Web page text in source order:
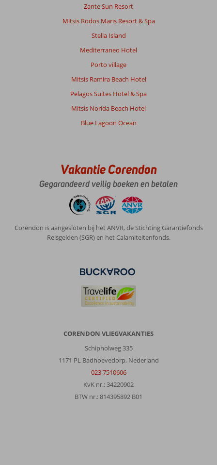
Zante Sun Resort
Mitsis Rodos Maris Resort & Spa
Stella Island
Mediterraneo Hotel
Porto village
Mitsis Ramira Beach Hotel
Pelagos Suites Hotel & Spa
Mitsis Norida Beach Hotel
Blue Lagoon Ocean
Vakantie Corendon
Gegarandeerd veilig boeken en betalen
Corendon is aangesloten bij het ANVR, de Stichting Garantiefonds
Reisgelden (SGR) en het Calamiteitenfonds.
CORENDON VLIEGVAKANTIES
Schipholweg 335
1171 PL Badhoevedorp, Nederland
023 7510606
KvK nr.: 34220902
BTW nr.: 814395892 B01